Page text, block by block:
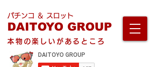
パチンコ ＆ スロット
DAITOYO GROUP
本物の楽しいがあるところ